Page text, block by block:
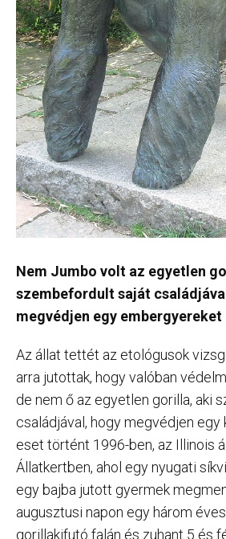
Nem Jumbo volt az egyetlen
szembefordult saját
megvédjen egy embergyereket
Az állat tettét az etológusok
arra jutottak, hogy valóban
de nem ő az egyetlen gorilla, aki
családjával, hogy megvédjen egy
eset történt 1996-ben, az Illinois
Állatkertben, ahol egy nyugati
egy bajba jutott gyermek
augusztusi napon egy három
gorillakifutó falán és zuhant 5 és